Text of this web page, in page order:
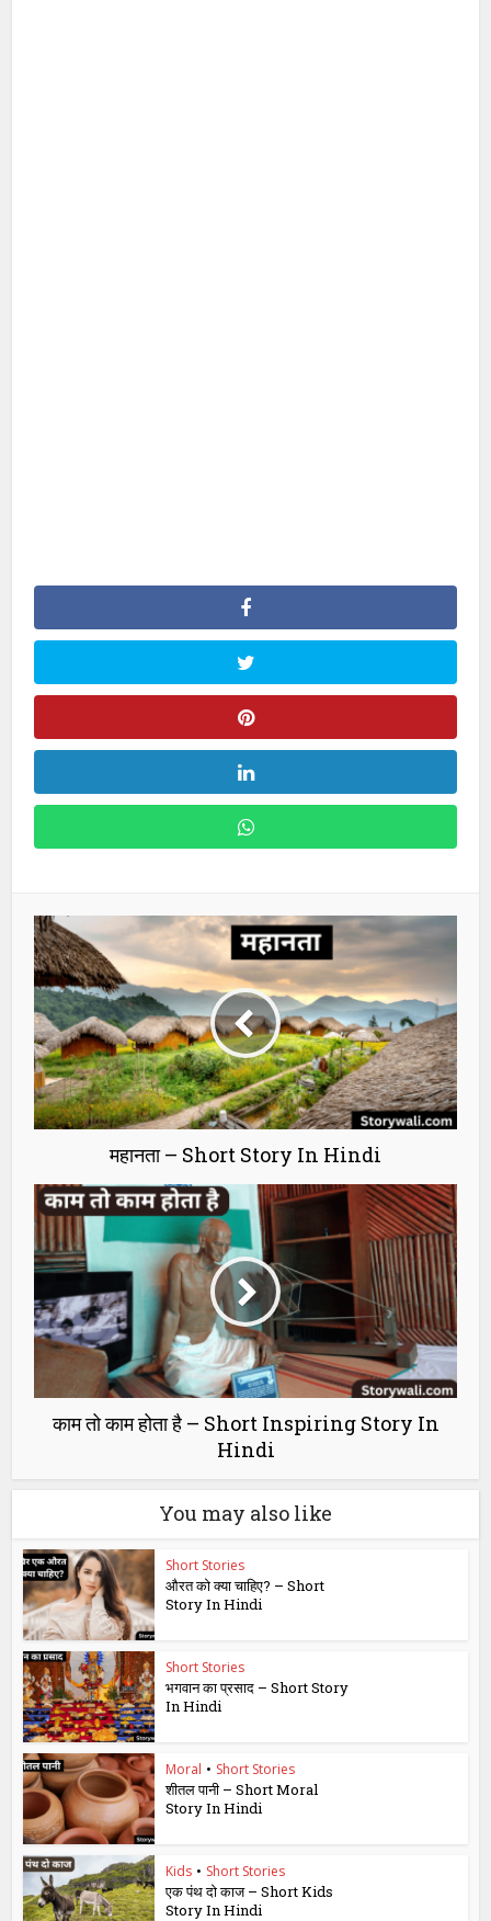
महानता – Short Story In Hindi
काम तो काम होता है – Short Inspiring Story In
Hindi
You may also like
Short Stories
औरत को क्या चाहिए? – Short
Story In Hindi
Short Stories
भगवान का प्रसाद – Short Story
In Hindi
Moral • Short Stories
शीतल पानी – Short Moral
Story In Hindi
Kids • Short Stories
एक पंथ दो काज – Short Kids
Story In Hindi